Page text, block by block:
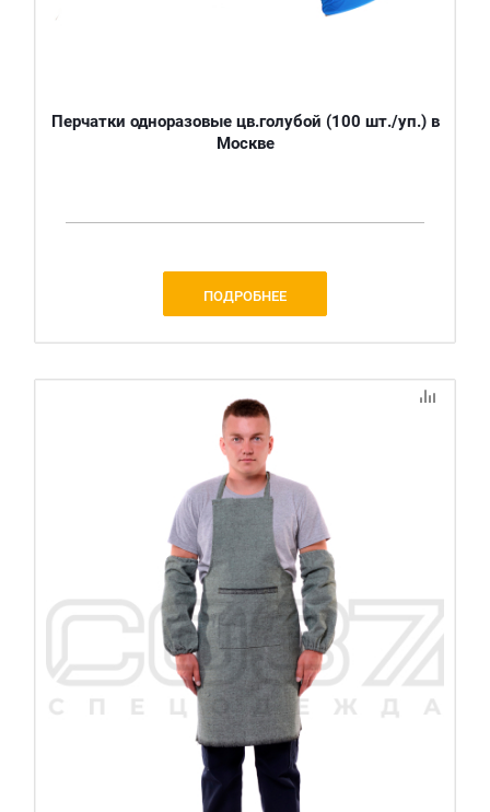
Перчатки одноразовые цв.голубой (100 шт./уп.) в
Москве
ПОДРОБНЕЕ